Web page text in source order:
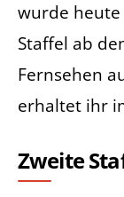
wurde heute
Staffel ab
Fernsehen
erhaltet ihr
Zweite